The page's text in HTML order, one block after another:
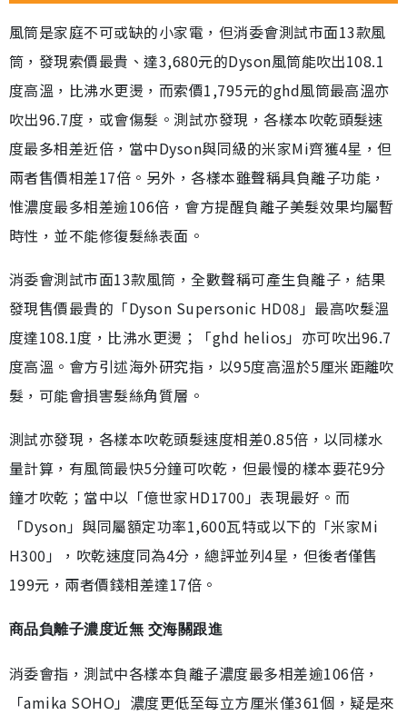
風筒是家庭不可或缺的小家電，但消委會測試市面13款風
筒，發現索價最貴、達3,680元的Dyson風筒能吹出108.1
度高溫，比沸水更燙，而索價1,795元的ghd風筒最高溫亦
吹出96.7度，或會傷髮。測試亦發現，各樣本吹乾頭髮速
度最多相差近倍，當中Dyson與同級的米家Mi齊獲4星，但
兩者售價相差17倍。另外，各樣本雖聲稱具負離子功能，
惟濃度最多相差逾106倍，會方提醒負離子美髮效果均屬暫
時性，並不能修復髮絲表面。
消委會測試市面13款風筒，全數聲稱可產生負離子，結果
發現售價最貴的「Dyson Supersonic HD08」最高吹髮溫
度達108.1度，比沸水更燙；「ghd helios」亦可吹出96.7
度高溫。會方引述海外研究指，以95度高溫於5厘米距離吹
髮，可能會損害髮絲角質層。
測試亦發現，各樣本吹乾頭髮速度相差0.85倍，以同樣水
量計算，有風筒最快5分鐘可吹乾，但最慢的樣本要花9分
鐘才吹乾；當中以「億世家HD1700」表現最好。而
「Dyson」與同屬額定功率1,600瓦特或以下的「米家Mi
H300」，吹乾速度同為4分，總評並列4星，但後者僅售
199元，兩者價錢相差達17倍。
商品負離子濃度近無 交海關跟進
消委會指，測試中各樣本負離子濃度最多相差逾106倍，
「amika SOHO」濃度更低至每立方厘米僅361個，疑是來